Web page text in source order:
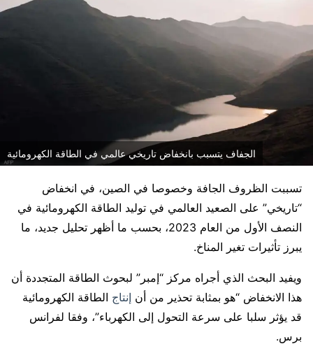
الجفاف يتسبب بانخفاض تاريخي عالمي في الطاقة الكهرومائية
تسببت الظروف الجافة وخصوصا في الصين، في انخفاض
“تاريخي” على الصعيد العالمي في توليد الطاقة الكهرومائية في
النصف الأول من العام 2023، بحسب ما أظهر تحليل جديد، ما
يبرز تأثيرات تغير المناخ.
ويفيد البحث الذي أجراه مركز “إمبر” لبحوث الطاقة المتجددة أن
هذا الانخفاض “هو بمثابة تحذير من أن إنتاج الطاقة الكهرومائية
قد يؤثر سلبا على سرعة التحول إلى الكهرباء”، وفقا لفرانس
برس.